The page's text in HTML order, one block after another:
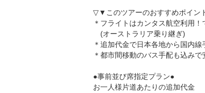
▽▼このツアーのおすすめポイ
＊フライトはカンタス航空利用！
(オーストラリア乗り継ぎ)
＊追加代金で日本各地から国内線
＊都市間移動のバス手配も込みで
●事前並び席指定プラン●
お一人様片道あたりの追加代金